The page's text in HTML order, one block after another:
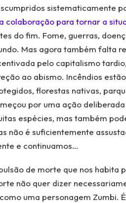
sistematicamente
colaboração para tornar a
do fim. Fome, guerras,
Mas agora também falta
pelo capitalismo
ao abismo. Incêndios
florestas nativas,
por uma ação
espécies, mas também
não é suficientemente
e continuamos…
de morte que nos habita
não quer dizer
uma personagem Zumbi.